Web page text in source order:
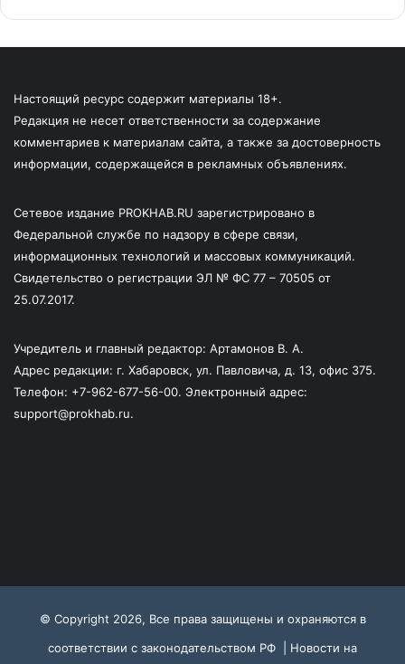
Настоящий ресурс содержит материалы 18+.
Редакция не несет ответственности за содержание
комментариев к материалам сайта, а также за достоверность
информации, содержащейся в рекламных объявлениях.
Сетевое издание PROKHAB.RU зарегистрировано в
Федеральной службе по надзору в сфере связи,
информационных технологий и массовых коммуникаций.
Свидетельство о регистрации ЭЛ № ФС 77 – 70505 от
25.07.2017.
Учредитель и главный редактор: Артамонов В. А.
Адрес редакции: г. Хабаровск, ул. Павловича, д. 13, офис 375.
Телефон: +7-962-677-56-00. Электронный адрес:
support@prokhab.ru.
© Copyright 2026, Все права защищены и охраняются в
соответствии с законодательством РФ | Новости на